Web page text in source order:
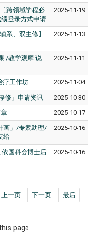
跨领域学程必
登录方式申请
2025-11-19
系、双主修】
2025-11-13
/教学观摩 说
2025-11-11
疗工作坊 2025-11-04
修」申请资讯 2025-10-30
2025-10-17
画」/专案助理/
给
2025-10-16
国科会博士后
2025-10-16
上一页 下一页 最后
page